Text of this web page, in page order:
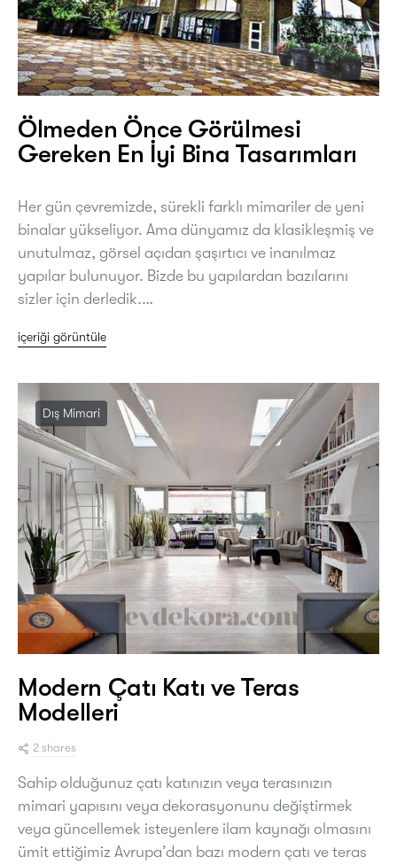
Ölmeden Önce Görülmesi
Gereken En İyi Bina Tasarımları
Her gün çevremizde, sürekli farklı mimariler de yeni
binalar yükseliyor. Ama dünyamız da klasikleşmiş ve
unutulmaz, görsel açıdan şaşırtıcı ve inanılmaz
yapılar bulunuyor. Bizde bu yapılardan bazılarını
sizler için derledik.…
içeriği görüntüle
Dış Mimari
Modern Çatı Katı ve Teras
Modelleri
2 shares
Sahip olduğunuz çatı katınızın veya terasınızın
mimari yapısını veya dekorasyonunu değiştirmek
veya güncellemek isteyenlere ilam kaynağı olmasını
ümit ettiğimiz Avrupa’dan bazı modern çatı ve teras